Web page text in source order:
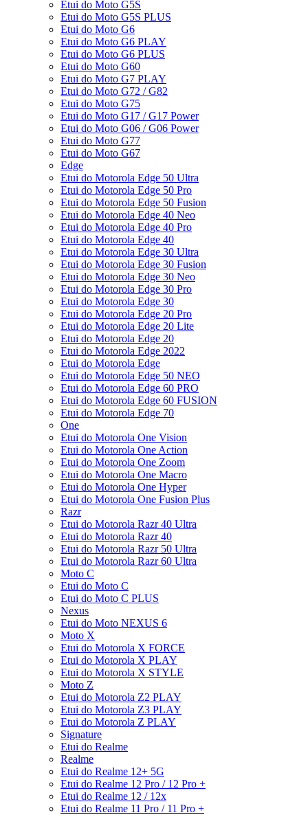
Etui do Moto G5S
Etui do Moto G5S PLUS
Etui do Moto G6
Etui do Moto G6 PLAY
Etui do Moto G6 PLUS
Etui do Moto G60
Etui do Moto G7 PLAY
Etui do Moto G72 / G82
Etui do Moto G75
Etui do Moto G17 / G17 Power
Etui do Moto G06 / G06 Power
Etui do Moto G77
Etui do Moto G67
Edge
Etui do Motorola Edge 50 Ultra
Etui do Motorola Edge 50 Pro
Etui do Motorola Edge 50 Fusion
Etui do Motorola Edge 40 Neo
Etui do Motorola Edge 40 Pro
Etui do Motorola Edge 40
Etui do Motorola Edge 30 Ultra
Etui do Motorola Edge 30 Fusion
Etui do Motorola Edge 30 Neo
Etui do Motorola Edge 30 Pro
Etui do Motorola Edge 30
Etui do Motorola Edge 20 Pro
Etui do Motorola Edge 20 Lite
Etui do Motorola Edge 20
Etui do Motorola Edge 2022
Etui do Motorola Edge
Etui do Motorola Edge 50 NEO
Etui do Motorola Edge 60 PRO
Etui do Motorola Edge 60 FUSION
Etui do Motorola Edge 70
One
Etui do Motorola One Vision
Etui do Motorola One Action
Etui do Motorola One Zoom
Etui do Motorola One Macro
Etui do Motorola One Hyper
Etui do Motorola One Fusion Plus
Razr
Etui do Motorola Razr 40 Ultra
Etui do Motorola Razr 40
Etui do Motorola Razr 50 Ultra
Etui do Motorola Razr 60 Ultra
Moto C
Etui do Moto C
Etui do Moto C PLUS
Nexus
Etui do Moto NEXUS 6
Moto X
Etui do Motorola X FORCE
Etui do Motorola X PLAY
Etui do Motorola X STYLE
Moto Z
Etui do Motorola Z2 PLAY
Etui do Motorola Z3 PLAY
Etui do Motorola Z PLAY
Signature
Etui do Realme
Realme
Etui do Realme 12+ 5G
Etui do Realme 12 Pro / 12 Pro +
Etui do Realme 12 / 12x
Etui do Realme 11 Pro / 11 Pro +